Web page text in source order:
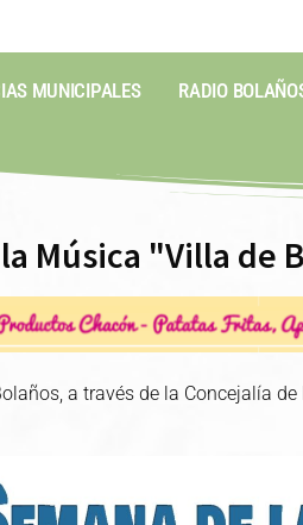
MUNICIPALES RADIO
Música "Villa de
a través de la Concejalía